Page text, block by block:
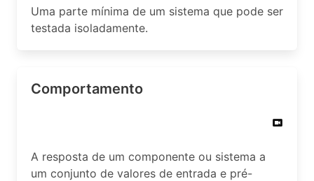
Uma parte mínima de um sistema que pode ser
testada isoladamente.
Comportamento
A resposta de um componente ou sistema a
um conjunto de valores de entrada e pré-